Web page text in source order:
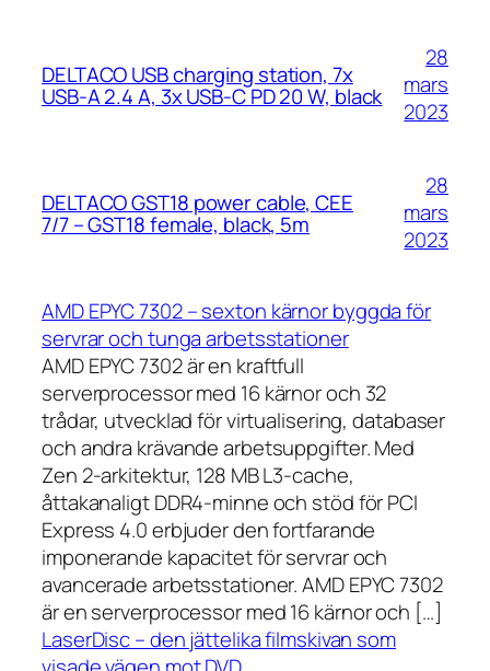
DELTACO USB charging station, 7x
USB-A 2.4 A, 3x USB-C PD 20 W, black
28
mars
2023
DELTACO GST18 power cable, CEE
7/7 – GST18 female, black, 5m
28
mars
2023
AMD EPYC 7302 – sexton kärnor byggda för
servrar och tunga arbetsstationer
AMD EPYC 7302 är en kraftfull
serverprocessor med 16 kärnor och 32
trådar, utvecklad för virtualisering, databaser
och andra krävande arbetsuppgifter. Med
Zen 2-arkitektur, 128 MB L3-cache,
åttakanaligt DDR4-minne och stöd för PCI
Express 4.0 erbjuder den fortfarande
imponerande kapacitet för servrar och
avancerade arbetsstationer. AMD EPYC 7302
är en serverprocessor med 16 kärnor och […]
LaserDisc – den jättelika filmskivan som